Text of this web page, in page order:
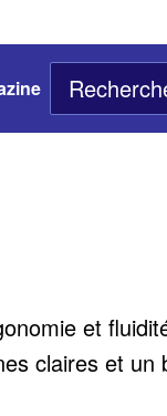
et
claires et un